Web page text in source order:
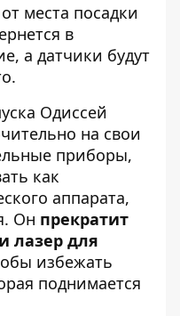
места посадки
в
а датчики будут
Одиссей
на свои
приборы,
как
аппарата,
Он прекратит
лазер для
избежать
поднимается